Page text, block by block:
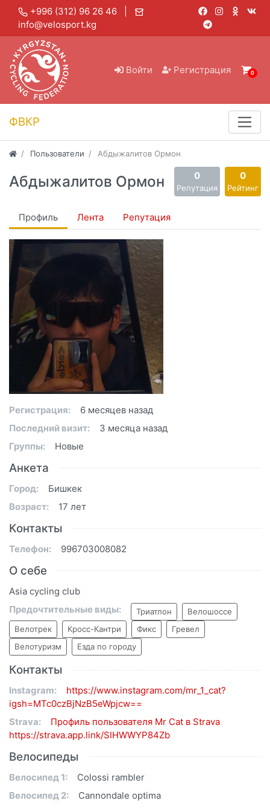
+996 (312) 96 26 46 |
info@velosport.kg
Войти Регистрация 0
ФВКР
Пользователи Абдыжалитов Ормон
Абдыжалитов Ормон 0
Репутация
0
Рейтинг
Профиль Лента Репутация
Регистрация:
6 месяцев назад
Последний визит:
3 месяца назад
Группы:
Новые
Анкета
Город:
Бишкек
Возраст:
17 лет
Контакты
Телефон: 996703008082
О себе
Asia cycling club
Предочтительные виды:
Триатлон
Велошоссе
Велотрек
Кросс-Кантри Фикс
Гревел
Велотуризм
Езда по городу
Контакты
Instagram:
https://www.instagram.com/mr_1_cat?
igsh=MTc0czBjNzB5eWpjcw==
Strava:
Профиль пользователя Mr Cat в Strava
https://strava.app.link/SIHWWYP84Zb
Велосипеды
Велосипед 1:
Colossi rambler
Велосипед 2:
Cannondale optima